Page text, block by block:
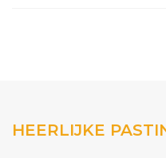
HEERLIJKE